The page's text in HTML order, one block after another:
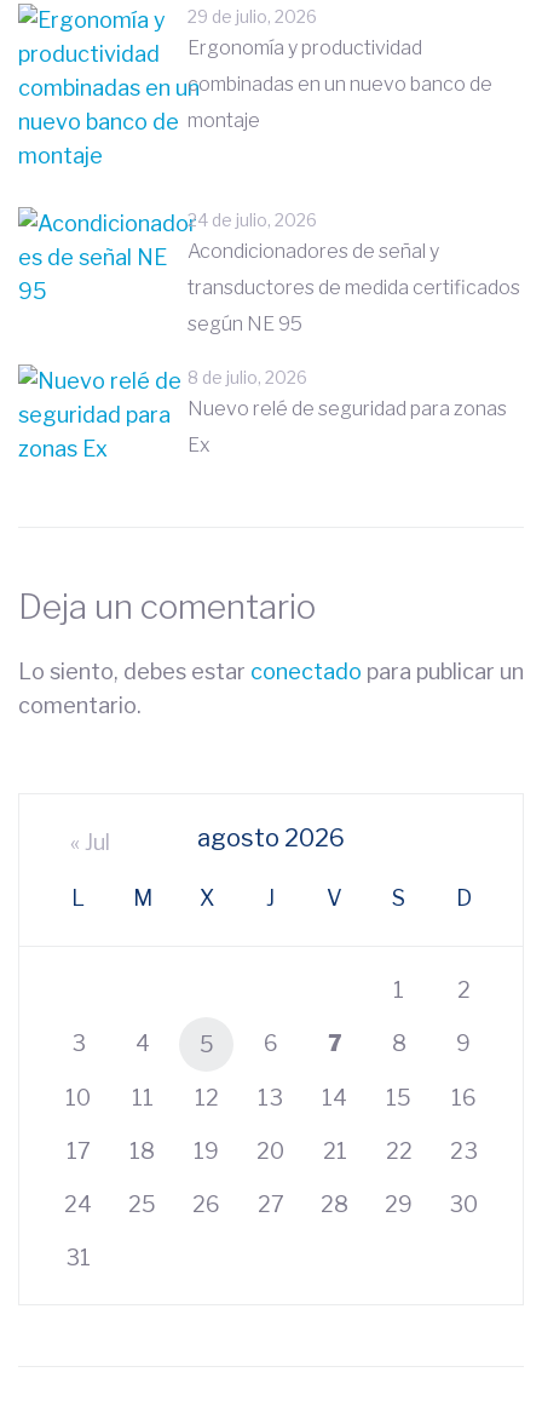
29 de julio, 2026
Ergonomía y productividad
combinadas en un nuevo banco de
montaje
24 de julio, 2026
Acondicionadores de señal y
transductores de medida certificados
según NE 95
8 de julio, 2026
Nuevo relé de seguridad para zonas
Ex
Deja un comentario
Lo siento, debes estar conectado para publicar un
comentario.
agosto 2026
L M X J V S D
« Jul
1 2
3 4 5 6 7 8 9
10 11 12 13 14 15 16
17 18 19 20 21 22 23
24 25 26 27 28 29 30
31